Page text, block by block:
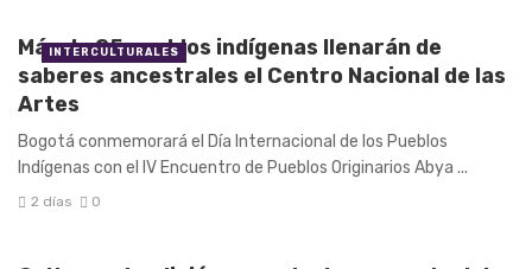
Más de 25 pueblos indígenas llenarán de
saberes ancestrales el Centro Nacional de las
Artes
Bogotá conmemorará el Día Internacional de los Pueblos
Indígenas con el IV Encuentro de Pueblos Originarios Abya ...
2 días 0
INTERCULTURALES